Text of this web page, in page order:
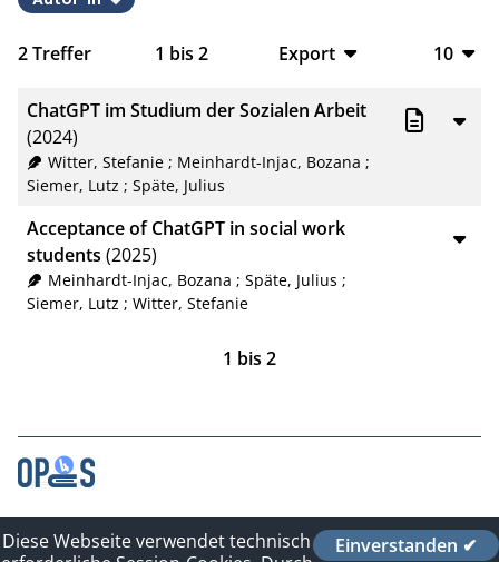
2Treffer 1 bis 2
Export
XML
10
20
ChatGPT im Studium der Sozialen Arbeit
(2024)
Witter, Stefanie; Meinhardt-Injac, Bozana ;
Siemer, Lutz ; Späte, Julius
Acceptance of ChatGPT in social work
students (2025)
Meinhardt-Injac, Bozana ; Späte, Julius ;
Siemer, Lutz ; Witter, Stefanie
1 bis 2
Kontakt
Impressum
Einverstanden ✔
Diese Webseite verwendet technisch